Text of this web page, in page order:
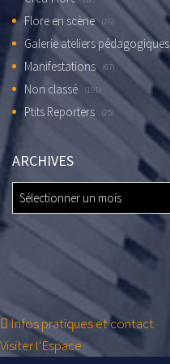
Flore en scène (26)
Galerie ateliers pédagogiques
Manifestations (67)
Non classé (191)
Ptits Reporters (25)
ARCHIVES
ARCHIVES
Infos pratiques et contact
Visiter l'Espace